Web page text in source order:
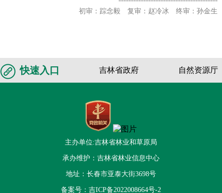
初审：踪念毅 复审：赵冷冰 终审：孙金生
快速入口 吉林省政府 自然资源厅
主办单位:吉林省林业和草原局
承办维护：吉林省林业信息中心
地址：长春市亚泰大街3698号
备案号： 吉ICP备2022008664号-2